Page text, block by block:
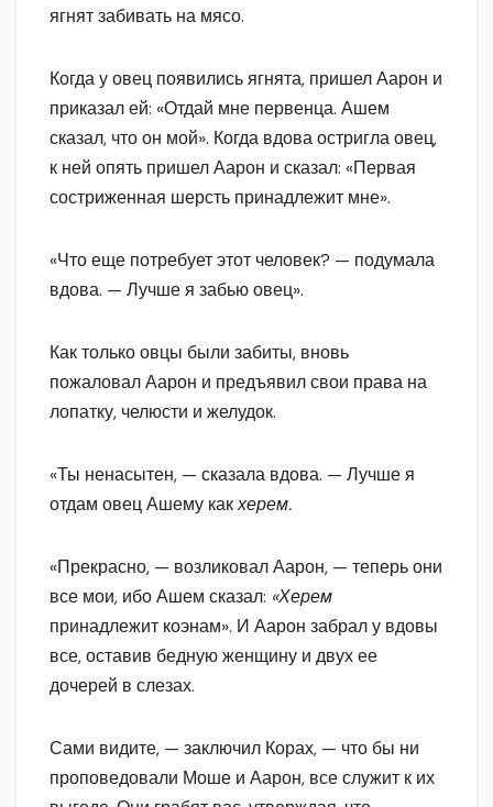
ягнят забивать на мясо.
Когда у овец появились ягнята, пришел Аарон и
приказал ей: «Отдай мне первенца. Ашем
сказал, что он мой». Когда вдова остригла овец,
к ней опять пришел Аарон и сказал: «Первая
состриженная шерсть принадлежит мне».
«Что еще потребует этот человек? — подумала
вдова. — Лучше я забью овец».
Как только овцы были забиты, вновь
пожаловал Аарон и предъявил свои права на
лопатку, челюсти и желудок.
«Ты ненасытен, — сказала вдова. — Лучше я
отдам овец Ашему какхерем.
«Прекрасно, — возликовал Аарон, — теперь они
все мои, ибо Ашем сказал: «Херем
принадлежит коэнам». И Аарон забрал у вдовы
все, оставив бедную женщину и двух ее
дочерей в слезах.
Сами видите, — заключил Корах, — что бы ни
проповедовали Моше и Аарон, все служит к их